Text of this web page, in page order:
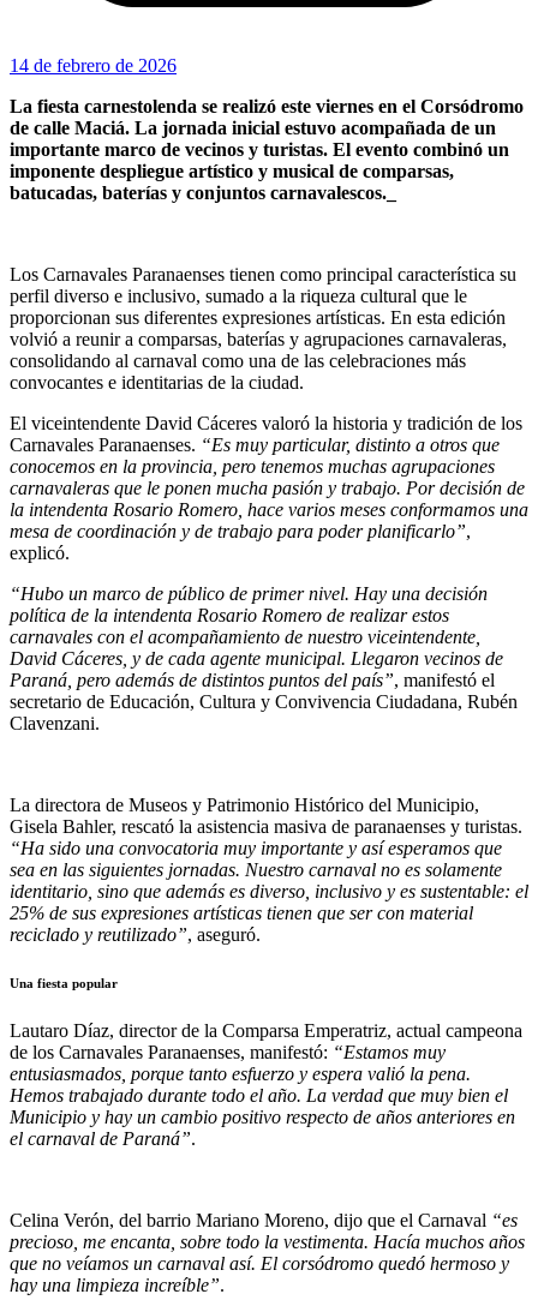
14 de febrero de 2026
La fiesta carnestolenda se realizó este viernes en el Corsódromo
de calle Maciá. La jornada inicial estuvo acompañada de un
importante marco de vecinos y turistas. El evento combinó un
imponente despliegue artístico y musical de comparsas,
batucadas, baterías y conjuntos carnavalescos._
Los Carnavales Paranaenses tienen como principal característica su
perfil diverso e inclusivo, sumado a la riqueza cultural que le
proporcionan sus diferentes expresiones artísticas. En esta edición
volvió a reunir a comparsas, baterías y agrupaciones carnavaleras,
consolidando al carnaval como una de las celebraciones más
convocantes e identitarias de la ciudad.
El viceintendente David Cáceres valoró la historia y tradición de los
Carnavales Paranaenses. “Es muy particular, distinto a otros que
conocemos en la provincia, pero tenemos muchas agrupaciones
carnavaleras que le ponen mucha pasión y trabajo. Por decisión de
la intendenta Rosario Romero, hace varios meses conformamos una
mesa de coordinación y de trabajo para poder planificarlo”,
explicó.
“Hubo un marco de público de primer nivel. Hay una decisión
política de la intendenta Rosario Romero de realizar estos
carnavales con el acompañamiento de nuestro viceintendente,
David Cáceres, y de cada agente municipal. Llegaron vecinos de
Paraná, pero además de distintos puntos del país”, manifestó el
secretario de Educación, Cultura y Convivencia Ciudadana, Rubén
Clavenzani.
La directora de Museos y Patrimonio Histórico del Municipio,
Gisela Bahler, rescató la asistencia masiva de paranaenses y turistas.
“Ha sido una convocatoria muy importante y así esperamos que
sea en las siguientes jornadas. Nuestro carnaval no es solamente
identitario, sino que además es diverso, inclusivo y es sustentable: el
25% de sus expresiones artísticas tienen que ser con material
reciclado y reutilizado”, aseguró.
Una fiesta popular
Lautaro Díaz, director de la Comparsa Emperatriz, actual campeona
de los Carnavales Paranaenses, manifestó: “Estamos muy
entusiasmados, porque tanto esfuerzo y espera valió la pena.
Hemos trabajado durante todo el año. La verdad que muy bien el
Municipio y hay un cambio positivo respecto de años anteriores en
el carnaval de Paraná”.
Celina Verón, del barrio Mariano Moreno, dijo que el Carnaval “es
precioso, me encanta, sobre todo la vestimenta. Hacía muchos años
que no veíamos un carnaval así. El corsódromo quedó hermoso y
hay una limpieza increíble”.